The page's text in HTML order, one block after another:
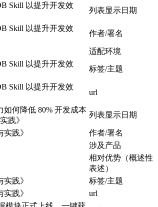
Skill 以提升开发效
列表显示日期
Skill 以提升开发效
作者/署名
适配环境
Skill 以提升开发效
标签/主题
Skill 以提升开发效
url
何降低 80% 开发成本
践》
列表显示日期
践》 作者/署名
涉及产品
相对优势（概述性
表述）
践》 标签/主题
践》
url